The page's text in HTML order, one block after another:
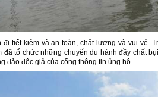
đi tiết kiệm và an toàn, chất lượng và vui vẻ.
đã tổ chức những chuyến du hành đầy chất
đảo độc giả của cổng thông tin ủng hộ.